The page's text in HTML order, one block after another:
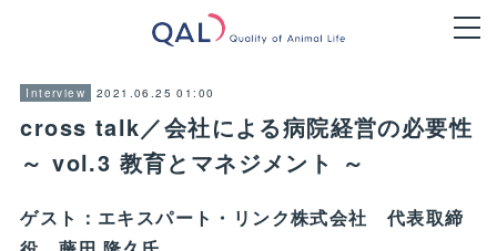
Interview 2021.06.25 01:00
cross talk／会社による病院経営の必要性
～ vol.3 教育とマネジメント ～
ゲスト：エキスパート・リンク株式会社 代表取締